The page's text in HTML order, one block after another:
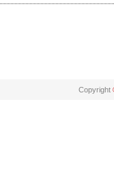
Copyright